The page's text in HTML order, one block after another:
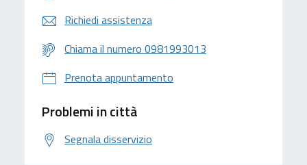
Richiedi assistenza
Chiama il numero 0981993013
Prenota appuntamento
Problemi in città
Segnala disservizio